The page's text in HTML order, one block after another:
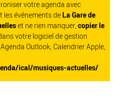
votre agenda avec
les événements de La Gare de
et ne rien manquer, copier le
votre logiciel de gestion
Outlook, Calendrier Apple,
ical/musiques-actuelles/